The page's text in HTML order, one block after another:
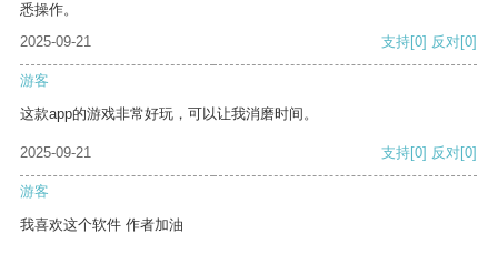
悉操作。
2025-09-21
支持[0] 反对[0]
游客
这款app的游戏非常好玩，可以让我消磨时间。
2025-09-21 支持[0] 反对[0]
游客
我喜欢这个软件 作者加油